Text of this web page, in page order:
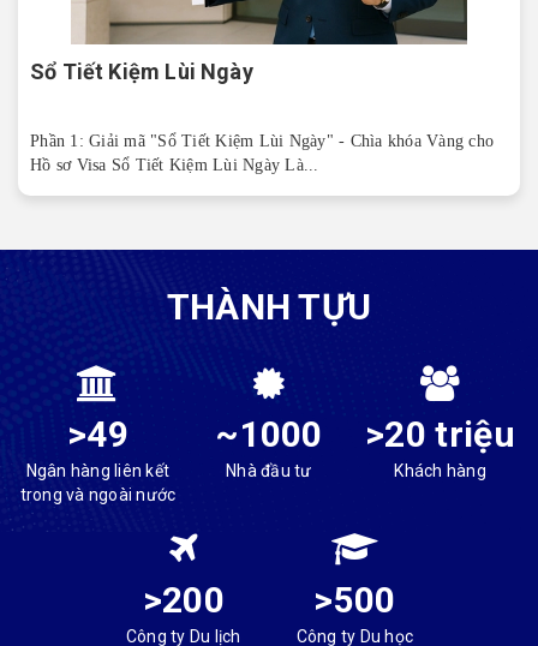
Sổ Tiết Kiệm Lùi Ngày
Phần 1: Giải mã "Sổ Tiết Kiệm Lùi Ngày" - Chìa khóa Vàng cho
Hồ sơ Visa Sổ Tiết Kiệm Lùi Ngày Là...
THÀNH TỰU
>49
Ngân hàng liên kết
trong và ngoài nước
~1000
Nhà đầu tư
>20 triệu
Khách hàng
>200
Công ty Du lịch
>500
Công ty Du học